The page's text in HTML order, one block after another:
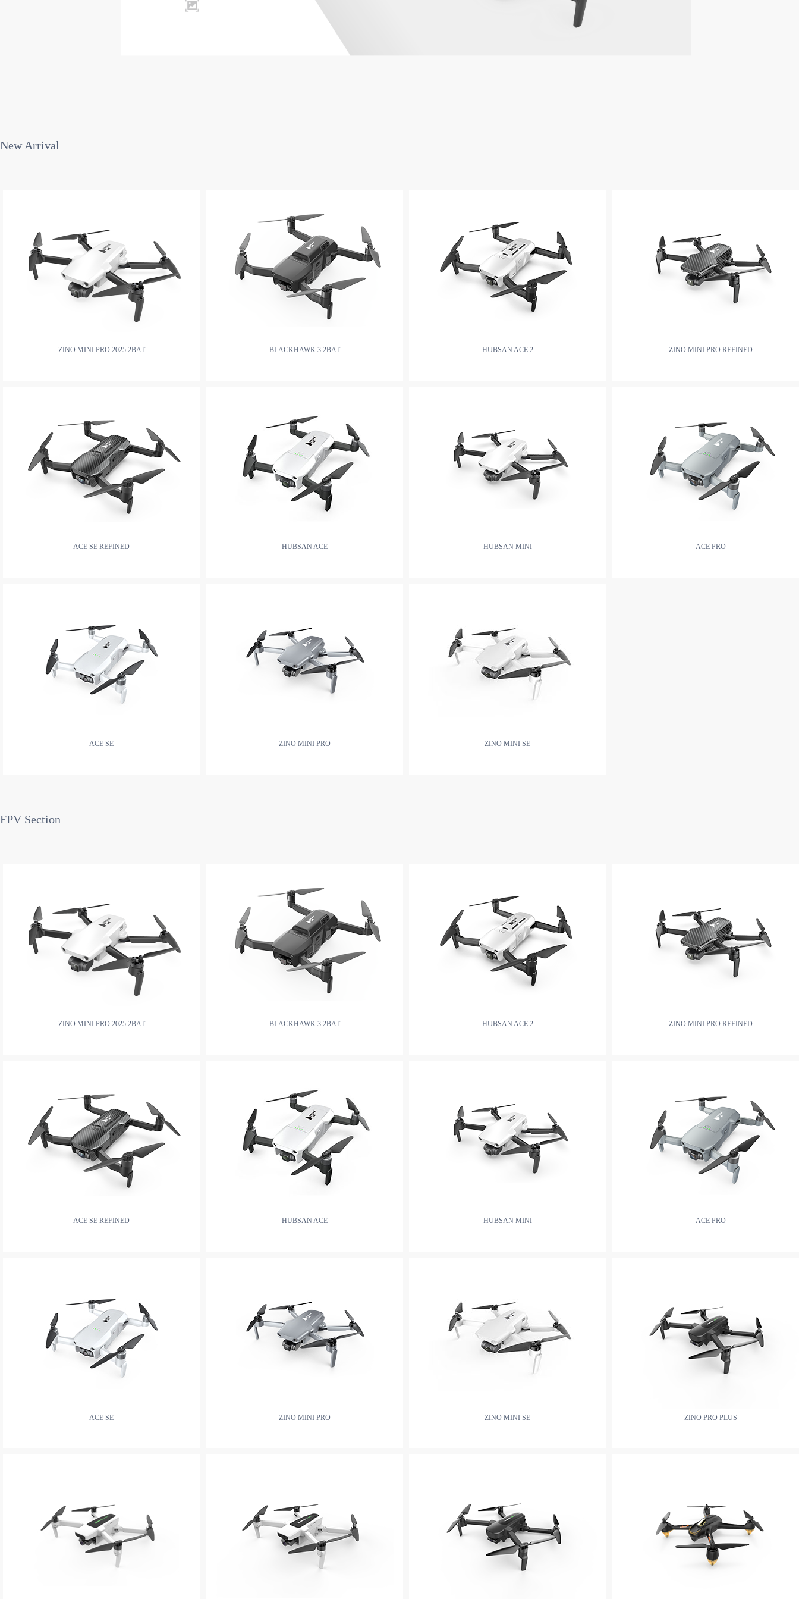
New Arrival
ZINO MINI PRO 2025 2BAT BLACKHAWK 3 2BAT HUBSAN ACE 2 ZINO MINI PRO REFINED
ACE SE REFINED HUBSAN ACE HUBSAN MINI ACE PRO
ACE SE ZINO MINI PRO ZINO MINI SE
FPV Section
ZINO MINI PRO 2025 2BAT BLACKHAWK 3 2BAT HUBSAN ACE 2 ZINO MINI PRO REFINED
ACE SE REFINED HUBSAN ACE HUBSAN MINI ACE PRO
ACE SE ZINO MINI PRO ZINO MINI SE ZINO PRO PLUS